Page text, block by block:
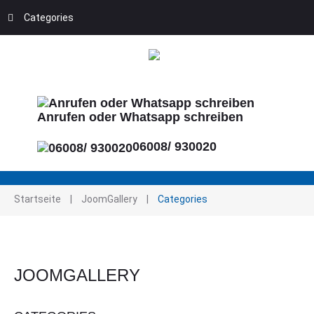
Anrufen oder Whatsapp schreiben
06008/ 930020
Categories
Startseite JoomGallery Categories
JOOMGALLERY